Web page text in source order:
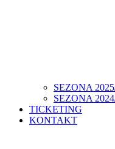
SEZONA
SEZONA
TICKETING
KONTAKT